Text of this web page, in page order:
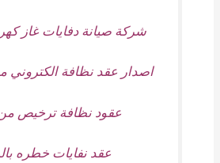
شركة صيانة دفايات غاز
اصدار عقد نظافة الكتروني
عقود نظافة ترخيص من
عقد نفايات خطره